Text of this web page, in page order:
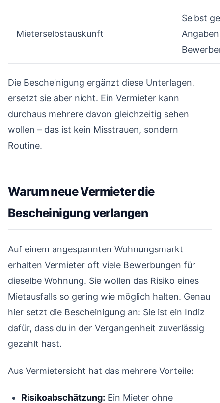
Mieterselbstauskunft
Selbst
Die Bescheinigung ergänzt diese Unterlagen,
ersetzt sie aber nicht. Ein Vermieter kann
durchaus mehrere davon gleichzeitig sehen
wollen – das ist kein Misstrauen, sondern
Routine.
Warum neue Vermieter die
Bescheinigung verlangen
Auf einem angespannten Wohnungsmarkt
erhalten Vermieter oft viele Bewerbungen für
dieselbe Wohnung. Sie wollen das Risiko eines
Mietausfalls so gering wie möglich halten. Genau
hier setzt die Bescheinigung an: Sie ist ein Indiz
dafür, dass du in der Vergangenheit zuverlässig
gezahlt hast.
Aus Vermietersicht hat das mehrere Vorteile:
Risikoabschätzung: Ein Mieter ohne